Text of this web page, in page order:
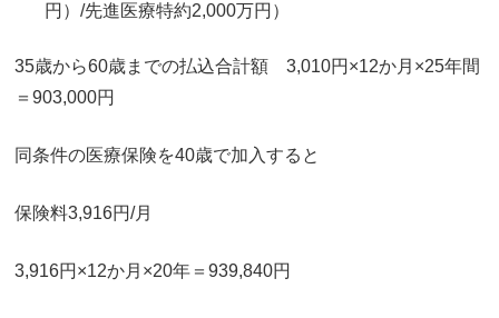
円）/先進医療特約2,000万円）
35歳から60歳までの払込合計額 3,010円×12か月×25年間
＝903,000円
同条件の医療保険を40歳で加入すると
保険料3,916円/月
3,916円×12か月×20年＝939,840円